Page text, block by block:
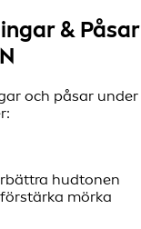
& Påsar
och påsar under
hudtonen
mörka